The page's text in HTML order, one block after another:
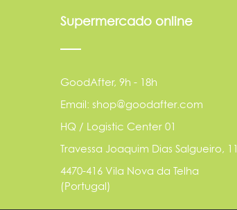
Supermercado online
GoodAfter, 9h - 18h
Email: shop@goodafter.com
HQ / Logistic Center 01
Travessa Joaquim Dias Salgueiro, 11
4470-416 Vila Nova da Telha
(Portugal)